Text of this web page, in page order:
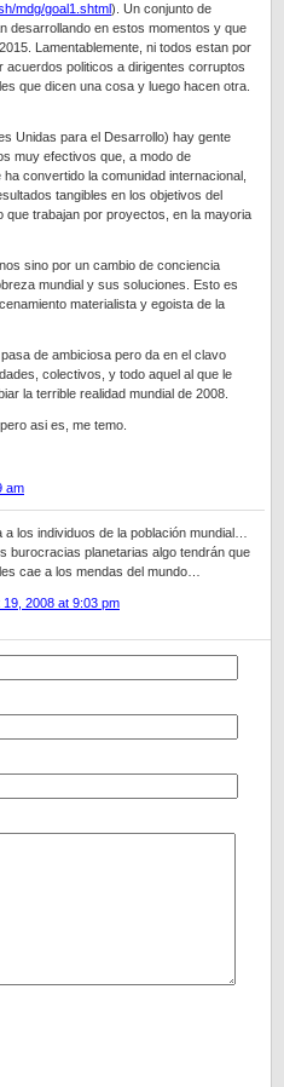
mdg/goal1.shtml). Un conjunto de
desarrollando en estos momentos y que
Lamentablemente, ni todos estan por
acuerdos politicos a dirigentes corruptos
que dicen una cosa y luego hacen otra.
Unidas para el Desarrollo) hay gente
muy efectivos que, a modo de
convertido la comunidad internacional,
tangibles en los objetivos del
que trabajan por proyectos, en la mayoria
sino por un cambio de conciencia
mundial y sus soluciones. Esto es
materialista y egoista de la
de ambiciosa pero da en el clavo
colectivos, y todo aquel al que le
la terrible realidad mundial de 2008.
asi es, me temo.
am
los individuos de la población mundial…
planetarias algo tendrán que
cae a los mendas del mundo…
19, 2008 at 9:03 pm